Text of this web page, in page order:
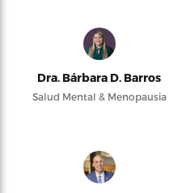
Dra. Bárbara D. Barros
Salud Mental & Menopausia